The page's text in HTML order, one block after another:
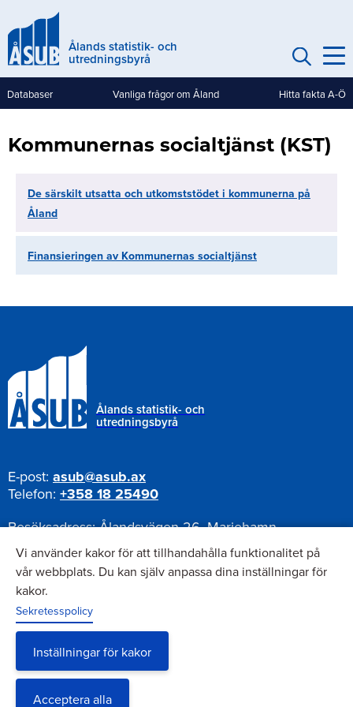
till
huvudinnehållÅlands statistik- och
utredningsbyrå
Genvägar
Databaser Vanliga frågor om Åland Hitta fakta A-Ö
Kommunernas socialtjänst (KST)
De särskilt utsatta och utkomststödet i kommunerna på
Åland
Finansieringen av Kommunernas socialtjänst
Ålands statistik- och
utredningsbyrå
E-post: asub@asub.ax
Telefon: +358 18 25490
Besöksadress:Ålandsvägen 26, Mariehamn
Postadress:
Pb 1187, AX-22111 Mariehamn
Nyhetsbrev
Anmäl dig till vårt nyhetsbrev
Vi använder kakor för att tillhandahålla funktionalitet på
vår webbplats. Du kan själv anpassa dina inställningar för
kakor.
Sekretesspolicy
Inställningar för kakor
Acceptera alla